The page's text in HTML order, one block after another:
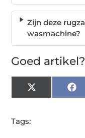
Zijn deze
wasmachine?
Goed
X
(Twitter)
Tags: